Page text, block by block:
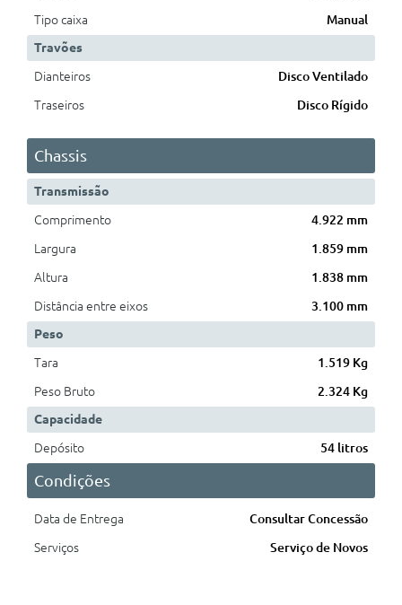
Tipo caixa
Manual
Travões
Dianteiros
Disco Ventilado
Traseiros
Disco Rígido
Chassis
Transmissão
Comprimento
4.922 mm
Largura
1.859 mm
Altura
1.838 mm
Distância entre eixos
3.100 mm
Peso
Tara
1.519 Kg
Peso Bruto
2.324 Kg
Capacidade
Depósito
54 litros
Condições
Data de Entrega
Consultar Concessão
Serviços
Serviço de Novos